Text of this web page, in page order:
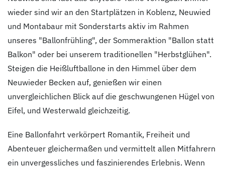
wieder sind wir an den Startplätzen in Koblenz, Neuwied
und Montabaur mit Sonderstarts aktiv im Rahmen
unseres "Ballonfrühling", der Sommeraktion "Ballon statt
Balkon" oder bei unserem traditionellen "Herbstglühen".
Steigen die Heißluftballone in den Himmel über dem
Neuwieder Becken auf, genießen wir einen
unvergleichlichen Blick auf die geschwungenen Hügel von
Eifel, und Westerwald gleichzeitig.
Eine Ballonfahrt verkörpert Romantik, Freiheit und
Abenteuer gleichermaßen und vermittelt allen Mitfahrern
ein unvergessliches und faszinierendes Erlebnis. Wenn